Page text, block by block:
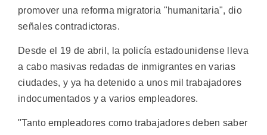
promover una reforma migratoria "humanitaria", dio
señales contradictoras.
Desde el 19 de abril, la policía estadounidense lleva
a cabo masivas redadas de inmigrantes en varias
ciudades, y ya ha detenido a unos mil trabajadores
indocumentados y a varios empleadores.
"Tanto empleadores como trabajadores deben saber